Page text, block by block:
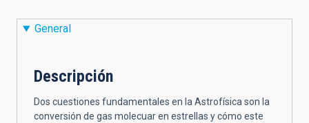
General
Descripción
Dos cuestiones fundamentales en la Astrofísica son la
conversión de gas molecuar en estrellas y cómo este